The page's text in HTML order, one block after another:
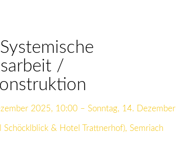
/
2025, 10:00 – Sonntag, 14. Dezember
Schöcklblick & Hotel Trattnerhof), Semriach